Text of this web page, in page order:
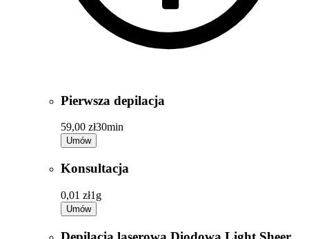
Pierwsza depilacja
59,00 zł30min
Umów
Konsultacja
0,01 zł1g
Umów